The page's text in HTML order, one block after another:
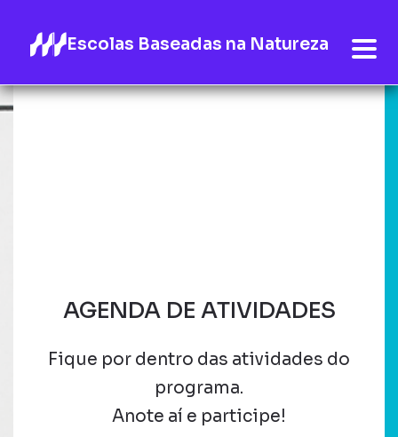
Escolas Baseadas na Natureza
AGENDA DE ATIVIDADES
Fique por dentro das atividades do
programa.
Anote aí e participe!